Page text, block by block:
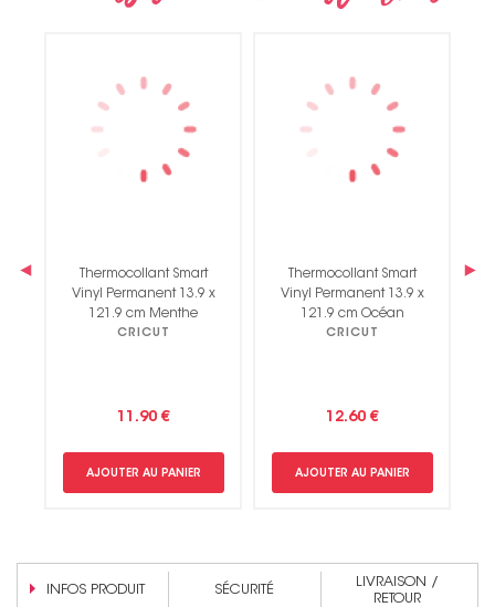
Thermocollant Smart
Vinyl Permanent 13.9 x
121.9 cm Menthe
CRICUT
11.90 €
AJOUTER AU PANIER
Thermocollant Smart
Vinyl Permanent 13.9 x
121.9 cm Océan
CRICUT
12.60 €
AJOUTER AU PANIER
‹ ›
INFOS PRODUIT SÉCURITÉ
LIVRAISON /
RETOUR